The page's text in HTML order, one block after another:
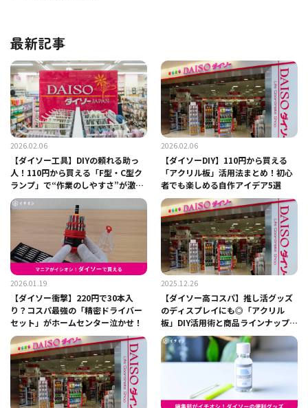
最新記事
2026.02.06
【ダイソー工具】DIYの頼れる助っ
人！110円から買える「F型・C型ク
ランプ」で“作業のしやすさ”が激
変！
2026.02.06
【ダイソーDIY】110円から買える
「アクリル板」活用法まとめ！初心
者でも楽しめる自作アイデア5選
2026.01.19
【ダイソー衝撃】220円で30本入
り？コスパ最強の「精密ドライバー
セット」がホームセンター泣かせ！
2025.12.26
【ダイソー高コスパ】推し活グッズ
のディスプレイにも◎「アクリル
板」DIY活用術と商品ラインナップを
解説